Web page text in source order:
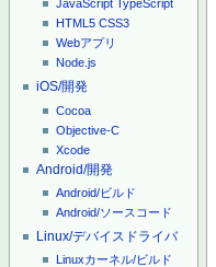
JavaScript TypeScript
HTML5 CSS3
Webアプリ
Node.js
iOS/開発
Cocoa
Objective-C
Xcode
Android/開発
Android/ビルド
Android/ソースコード
Linux/デバイスドライバ
Linuxカーネル/ビルド